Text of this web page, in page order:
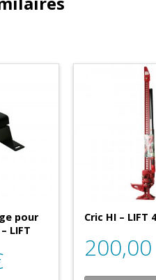
pour
LIFT
Cric HI – LIFT
200,00